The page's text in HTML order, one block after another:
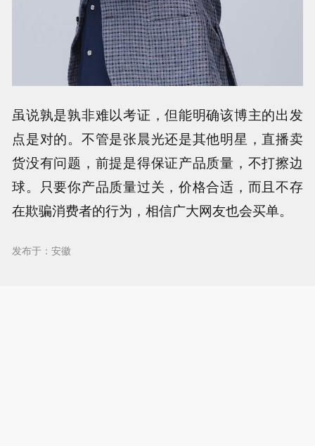
虽说孰是孰非难以考证，但能明确该博主的出发
点是对的。不管是张晨光还是其他明星，直播卖
货没有问题，前提是得保证产品质量，不打擦边
球。只要你产品质量过关，价格合适，而且不存
在欺骗消费者的行为，相信广大网友也会买单。
发布于：安徽